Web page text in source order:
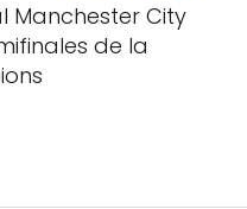
Manchester City
de la